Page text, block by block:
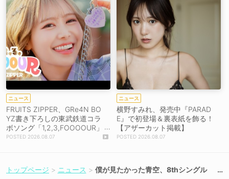
ニュース
FRUITS ZIPPER、GRe4N BO
YZ書き下ろしの東武鉄道コラ
ボソング「1,2,3,FOOOOUR」
をリリース＆MV公開！
2026.08.07
ニュース
横野すみれ、発売中『PARAD
E』で初登場＆裏表紙を飾る！
【アザーカット掲載】
2026.08.07
トップページ ニュース
僕が見たかった青空、8thシングル